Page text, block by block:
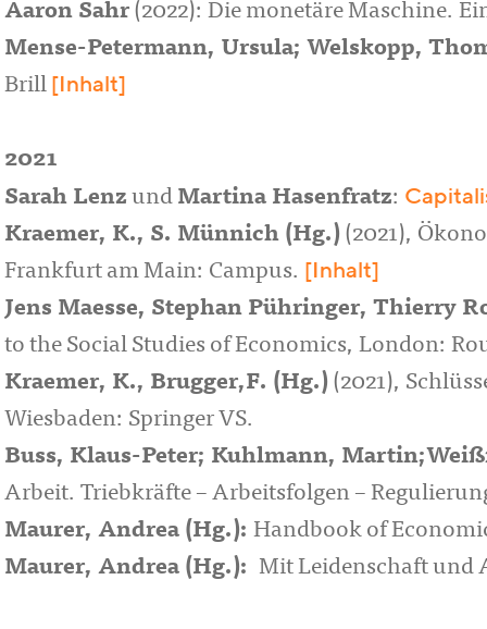
Aaron Sahr (2022): Die monetäre Maschine.
Mense-Petermann, Ursula; Welskopp,
Brill [Inhalt]
2021
Sarah Lenz und Martina Hasenfratz:
Kraemer, K., S. Münnich (Hg.) (2021),
Frankfurt am Main: Campus. [Inhalt]
Jens Maesse, Stephan Pühringer, Thierry
to the Social Studies of Economics, London:
Kraemer, K., Brugger,F. (Hg.) (2021),
Wiesbaden: Springer VS.
Buss, Klaus-Peter; Kuhlmann,
Arbeit. Triebkräfte – Arbeitsfolgen –
Maurer, Andrea (Hg.): Handbook of
Maurer, Andrea (Hg.): Mit Leidenschaft und